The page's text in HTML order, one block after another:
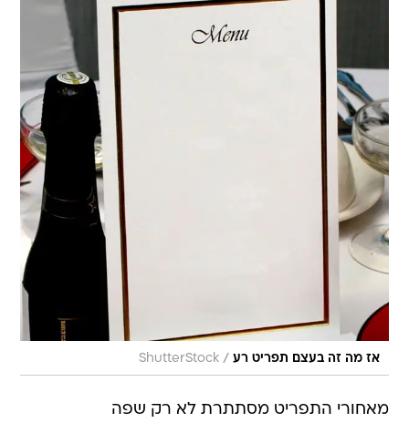
אז מה זה בעצם תפריט רע /
ShutterStock
מאחורי התפריט מסתתרת לא רק שפה